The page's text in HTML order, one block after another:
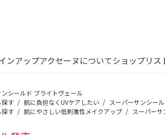
ンアップアクセーヌについてショップリス
ンシールド ブライトヴェール
探す 肌に負担なくUVケアしたい
スーパーサンシー
探す 肌にやさしい低刺激性メイクアップ スーパー